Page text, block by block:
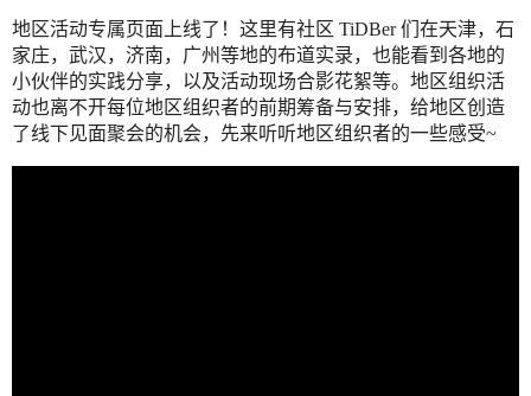
地区活动专属页面上线了！这里有社区 TiDBer 们在天津，石
家庄，武汉，济南，广州等地的布道实录，也能看到各地的
小伙伴的实践分享，以及活动现场合影花絮等。地区组织活
动也离不开每位地区组织者的前期筹备与安排，给地区创造
了线下见面聚会的机会，先来听听地区组织者的一些感受~